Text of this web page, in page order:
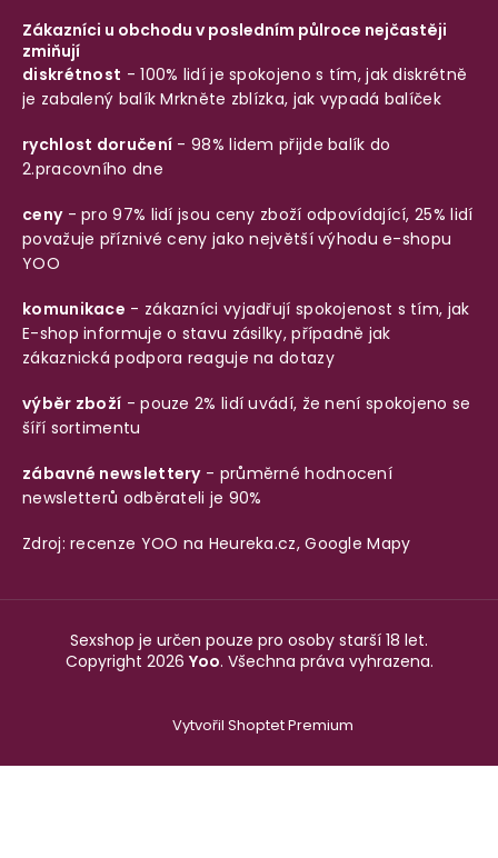
Zákazníci u obchodu v posledním půlroce nejčastěji
zmiňují
diskrétnost - 100% lidí je spokojeno s tím, jak diskrétně
je zabalený balíkMrkněte zblízka, jak vypadá balíček
rychlost doručení - 98% lidem přijde balík do
2.pracovního dne
ceny- pro 97% lidí jsou ceny zboží odpovídající, 25% lidí
považuje příznivé ceny jako největší výhodu e-shopu
YOO
komunikace - zákazníci vyjadřují spokojenost s tím, jak
E-shop informuje o stavu zásilky, případně jak
zákaznická podpora reaguje na dotazy
výběr zboží - pouze 2% lidí uvádí, že není spokojeno se
šíří sortimentu
zábavné newslettery- průměrné hodnocení
newsletterů odběrateli je 90%
Zdroj: recenze YOO na Heureka.cz,Google Mapy
Vytvořil Shoptet Premium
Sexshop je určen pouze pro osoby starší 18 let.
Copyright 2026 Yoo. Všechna práva vyhrazena.